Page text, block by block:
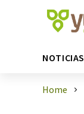
NOTICIAS
Home